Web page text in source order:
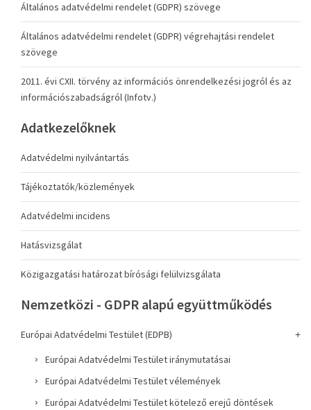
Általános adatvédelmi rendelet (GDPR) szövege
Általános adatvédelmi rendelet (GDPR) végrehajtási rendelet
szövege
2011. évi CXII. törvény az információs önrendelkezési jogról és az
információszabadságról (Infotv.)
Adatkezelőknek
Adatvédelmi nyilvántartás
Tájékoztatók/közlemények
Adatvédelmi incidens
Hatásvizsgálat
Közigazgatási határozat bírósági felülvizsgálata
Nemzetközi - GDPR alapú együttműködés
Európai Adatvédelmi Testület (EDPB)
Európai Adatvédelmi Testület iránymutatásai
Európai Adatvédelmi Testület vélemények
Európai Adatvédelmi Testület kötelező erejű döntések